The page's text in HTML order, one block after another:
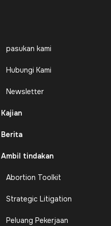
pasukan kami
Hubungi Kami
Newsletter
Kajian
Berita
Ambil tindakan
Abortion Toolkit
Strategic Litigation
Peluang Pekerjaan